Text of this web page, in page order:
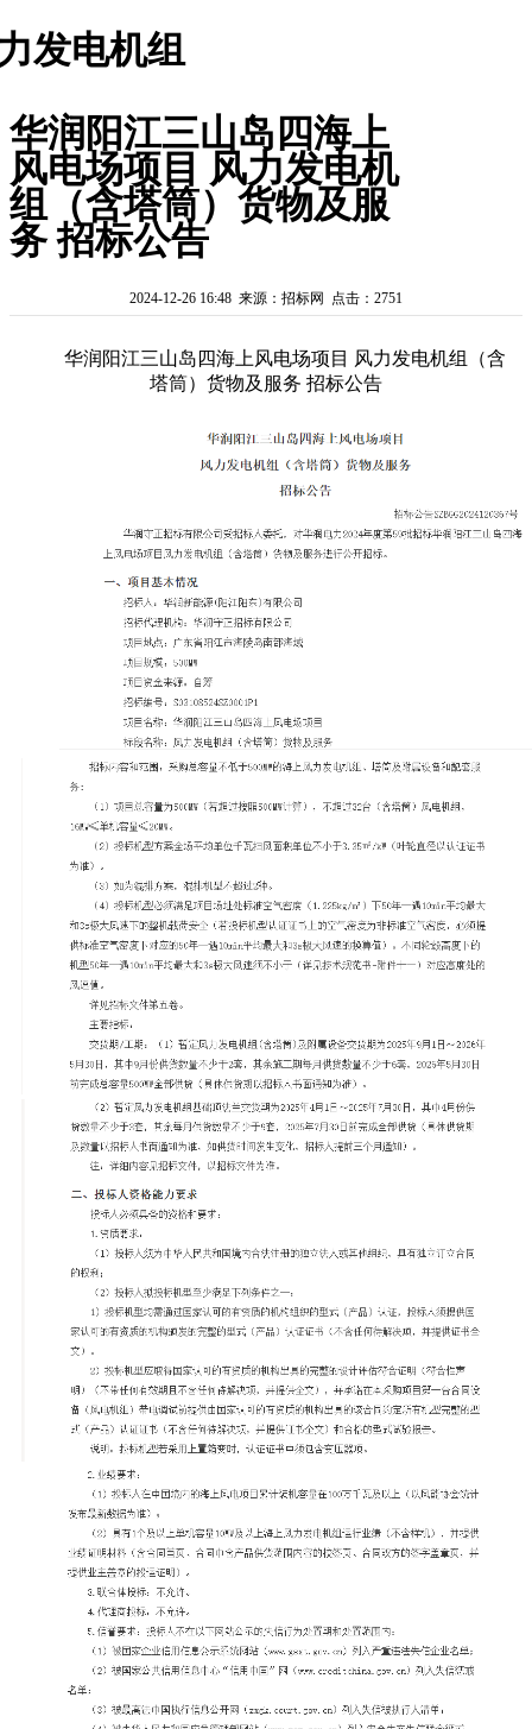
发电机组
华润阳江三山岛四海上
风电场项目 风力发电机
组（含塔筒）货物及服
务 招标公告
2024-12-26 16:48 来源：招标网 点击：2751
华润阳江三山岛四海上风电场项目 风力发电机组（含
塔筒）货物及服务 招标公告